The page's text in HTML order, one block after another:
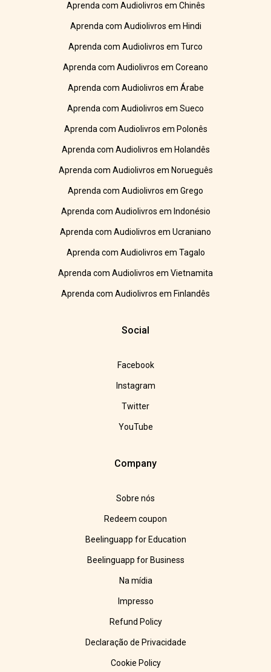
Aprenda com Audiolivros em Chinês
Aprenda com Audiolivros em Hindi
Aprenda com Audiolivros em Turco
Aprenda com Audiolivros em Coreano
Aprenda com Audiolivros em Árabe
Aprenda com Audiolivros em Sueco
Aprenda com Audiolivros em Polonês
Aprenda com Audiolivros em Holandês
Aprenda com Audiolivros em Norueguês
Aprenda com Audiolivros em Grego
Aprenda com Audiolivros em Indonésio
Aprenda com Audiolivros em Ucraniano
Aprenda com Audiolivros em Tagalo
Aprenda com Audiolivros em Vietnamita
Aprenda com Audiolivros em Finlandês
Social
Facebook
Instagram
Twitter
YouTube
Company
Sobre nós
Redeem coupon
Beelinguapp for Education
Beelinguapp for Business
Na mídia
Impresso
Refund Policy
Declaração de Privacidade
Cookie Policy